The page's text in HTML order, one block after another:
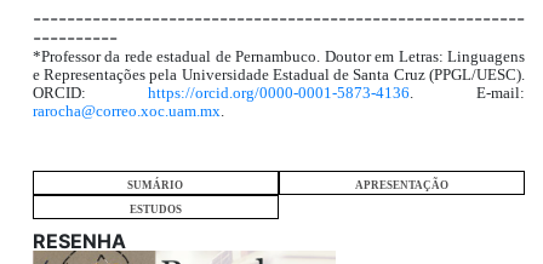
----------------------------------------------------------
----------
*Professor da rede estadual de Pernambuco. Doutor em Letras: Linguagens
e Representações pela Universidade Estadual de Santa Cruz (PPGL/UESC).
ORCID:https://orcid.org/0000-0001-5873-4136. E-mail:
rarocha@correo.xoc.uam.mx.
SUMÁRIO
APRESENTAÇÃO
ESTUDOS
RESENHA